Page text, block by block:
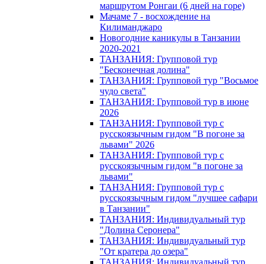
маршрутом Ронгаи (6 дней на горе)
Мачаме 7 - восхождение на
Килиманджаро
Новогодние каникулы в Танзании
2020-2021
ТАНЗАНИЯ: Групповой тур
"Бесконечная долина"
ТАНЗАНИЯ: Групповой тур "Восьмое
чудо света"
ТАНЗАНИЯ: Групповой тур в июне
2026
ТАНЗАНИЯ: Групповой тур с
русскоязычным гидом "В погоне за
львами" 2026
ТАНЗАНИЯ: Групповой тур с
русскоязычным гидом "в погоне за
львами"
ТАНЗАНИЯ: Групповой тур с
русскоязычным гидом "лучшее сафари
в Танзании"
ТАНЗАНИЯ: Индивидуальный тур
"Долина Серонера"
ТАНЗАНИЯ: Индивидуальный тур
"От кратера до озера"
ТАНЗАНИЯ: Индивидуальный тур